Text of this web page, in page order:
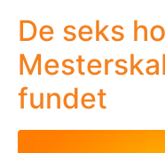
De seks
fundet